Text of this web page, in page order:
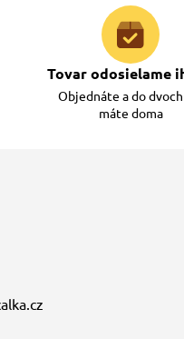
Tovar odosielame
Objednáte a do
máte doma